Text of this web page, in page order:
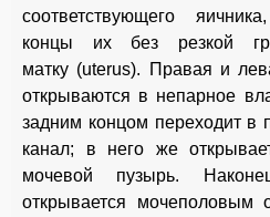
соответствующего
концы их без резкой
матку (uterus). Правая и
открываются в непарное
задним концом переходит в
канал; в него же
мочевой пузырь.
открывается мочеполовым